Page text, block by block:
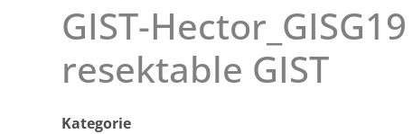
GIST-
resektable GIST
Kategorie